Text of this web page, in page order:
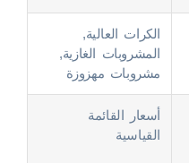
الكرات العالية,
المشروبات الغازية,
مشروبات مهزوزة
أسعار القائمة
القياسية